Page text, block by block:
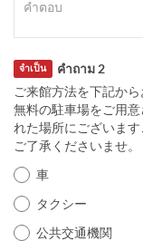
คำถาม 2
จำเป็น
ご来館方法を下記から
無料の駐車場をご用
れた場所にございます
ご了承くださいませ。
車
タクシー
公共交通機関